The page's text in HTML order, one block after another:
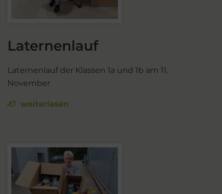
Laternenlauf
Laternenlauf der Klassen 1a und 1b am 11.
November
weiterlesen